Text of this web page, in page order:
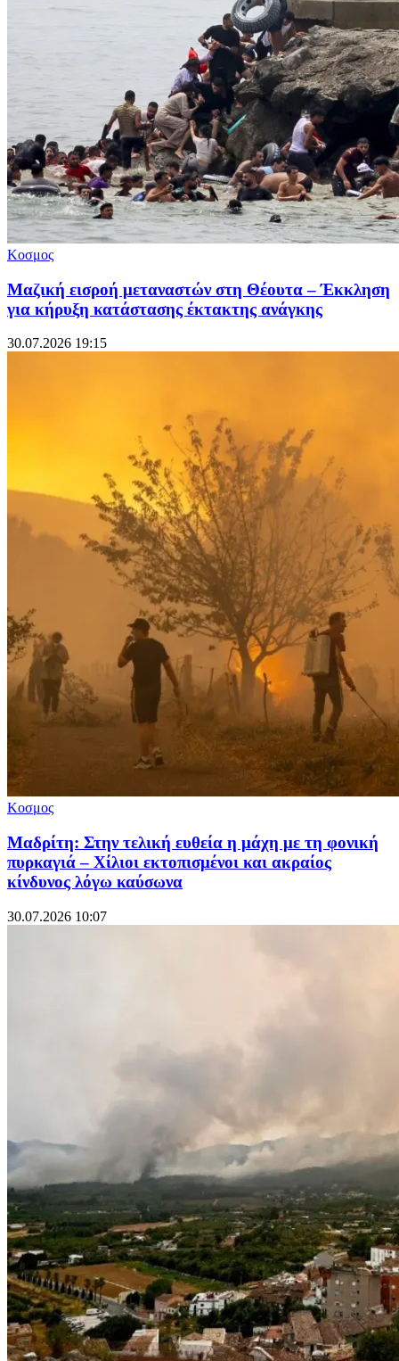
Κοσμος
Μαζική εισροή μεταναστών στη Θέουτα – Έκκληση
για κήρυξη κατάστασης έκτακτης ανάγκης
30.07.2026 19:15
Κοσμος
Μαδρίτη: Στην τελική ευθεία η μάχη με τη φονική
πυρκαγιά – Χίλιοι εκτοπισμένοι και ακραίος
κίνδυνος λόγω καύσωνα
30.07.2026 10:07